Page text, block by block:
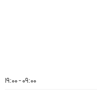
09:00 - 19:00